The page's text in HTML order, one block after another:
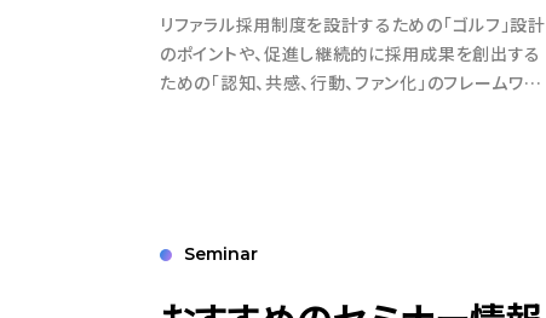
リファラル採用制度を設計するための「ゴルフ」設計
のポイントや、促進し継続的に採用成果を創出する
ための「認知、共感、行動、ファン化」のフレームワー
Seminar